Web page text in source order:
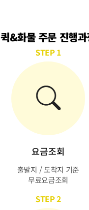
퀵&화물 주문 진행과
STEP 1
요금조회
출발지 / 도착지 기준
무료요금조회
STEP 2